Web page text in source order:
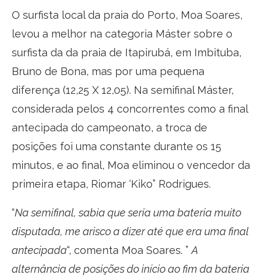
O surfista local da praia do Porto, Moa Soares,
levou a melhor na categoria Máster sobre o
surfista da da praia de Itapirubá, em Imbituba,
Bruno de Bona, mas por uma pequena
diferença (12,25 X 12,05). Na semifinal Máster,
considerada pelos 4 concorrentes como a final
antecipada do campeonato, a troca de
posições foi uma constante durante os 15
minutos, e ao final, Moa eliminou o vencedor da
primeira etapa, Riomar ‘Kiko” Rodrigues.
“Na semifinal, sabia que seria uma bateria muito
disputada, me arisco a dizer até que era uma final
antecipada“, comenta Moa Soares. ” A
alternância de posições do início ao fim da bateria